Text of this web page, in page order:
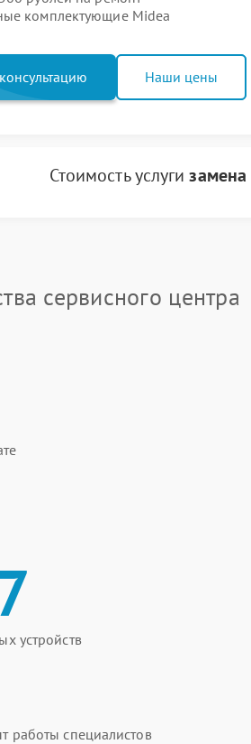
комплектующие Midea
Наши цены
Стоимость услуги
сервисного центра
устройств
работы специалистов